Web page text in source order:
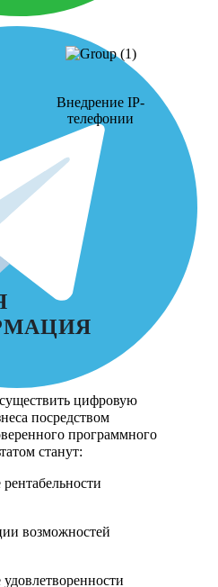
Внедрение IP-
телефонии
цифровую
посредством
программного
станут:
возможностей